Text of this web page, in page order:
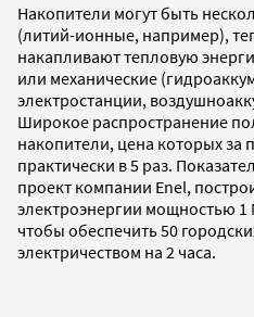
Накопители могут быть
(литий-ионные, например),
накапливают тепловую
или механические
электростанции,
Широкое распространение
накопители, цена которых за
практически в 5 раз.
проект компании Enel,
электроэнергии мощностью 1
чтобы обеспечить 50
электричеством на 2 часа.